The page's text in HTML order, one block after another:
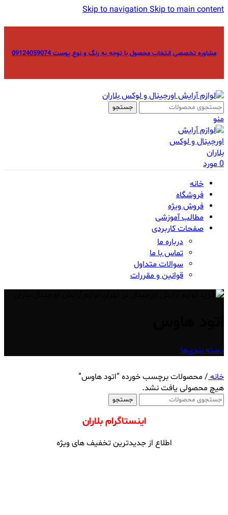
Skip to navigationSkip to main content
مشاوره تخصصی انتخاب محصول با توجه به رنگ و نوع پوست 09124059074
جستجو
منو
0مورد
خانه
فروشگاه
فروش ویژه
مطالب آموزشی
صفحات کاربردی
درباره ما
تماس با ما
سوالات متداول
قوانین و مقررات
دسته بندی‌ها
خانه/ محصولات برچسب خورده “اتود هاوس”
هیچ محصولی یافت نشد.
جستجو
اینستاگرام بلاران
اطلاع از جدیدترین تخفیف های ویژه